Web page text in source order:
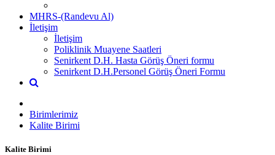
MHRS-(Randevu Al)
İletişim
İletişim
Poliklinik Muayene Saatleri
Senirkent D.H. Hasta Görüş Öneri formu
Senirkent D.H.Personel Görüş Öneri Formu
Birimlerimiz
Kalite Birimi
Kalite Birimi